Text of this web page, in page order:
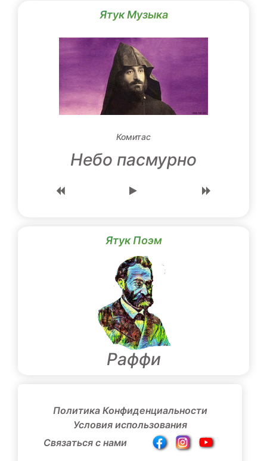
Ятук Музыка
Комитас
Небо пасмурно
Ятук Поэм
Раффи
Политика Конфиденциальности
Условия использования
Связаться с нами